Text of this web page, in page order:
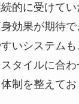
的に受けて
効果が期待
いシステムも
タイルに合
制を整えてお